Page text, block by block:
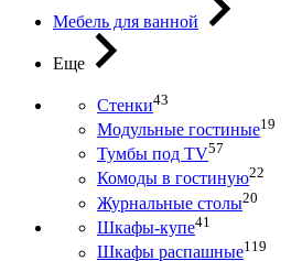
Мебель для ванной
Еще
Стенки43
Модульные гостиные19
Тумбы под ТV57
Комоды в гостиную22
Журнальные столы20
Шкафы-купе41
Шкафы распашные119